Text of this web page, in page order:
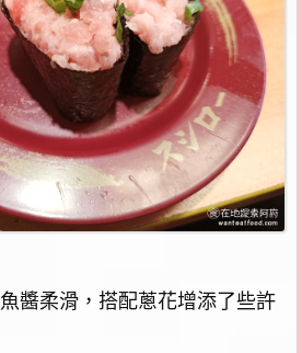
醬柔滑，搭配蔥花增添了些許